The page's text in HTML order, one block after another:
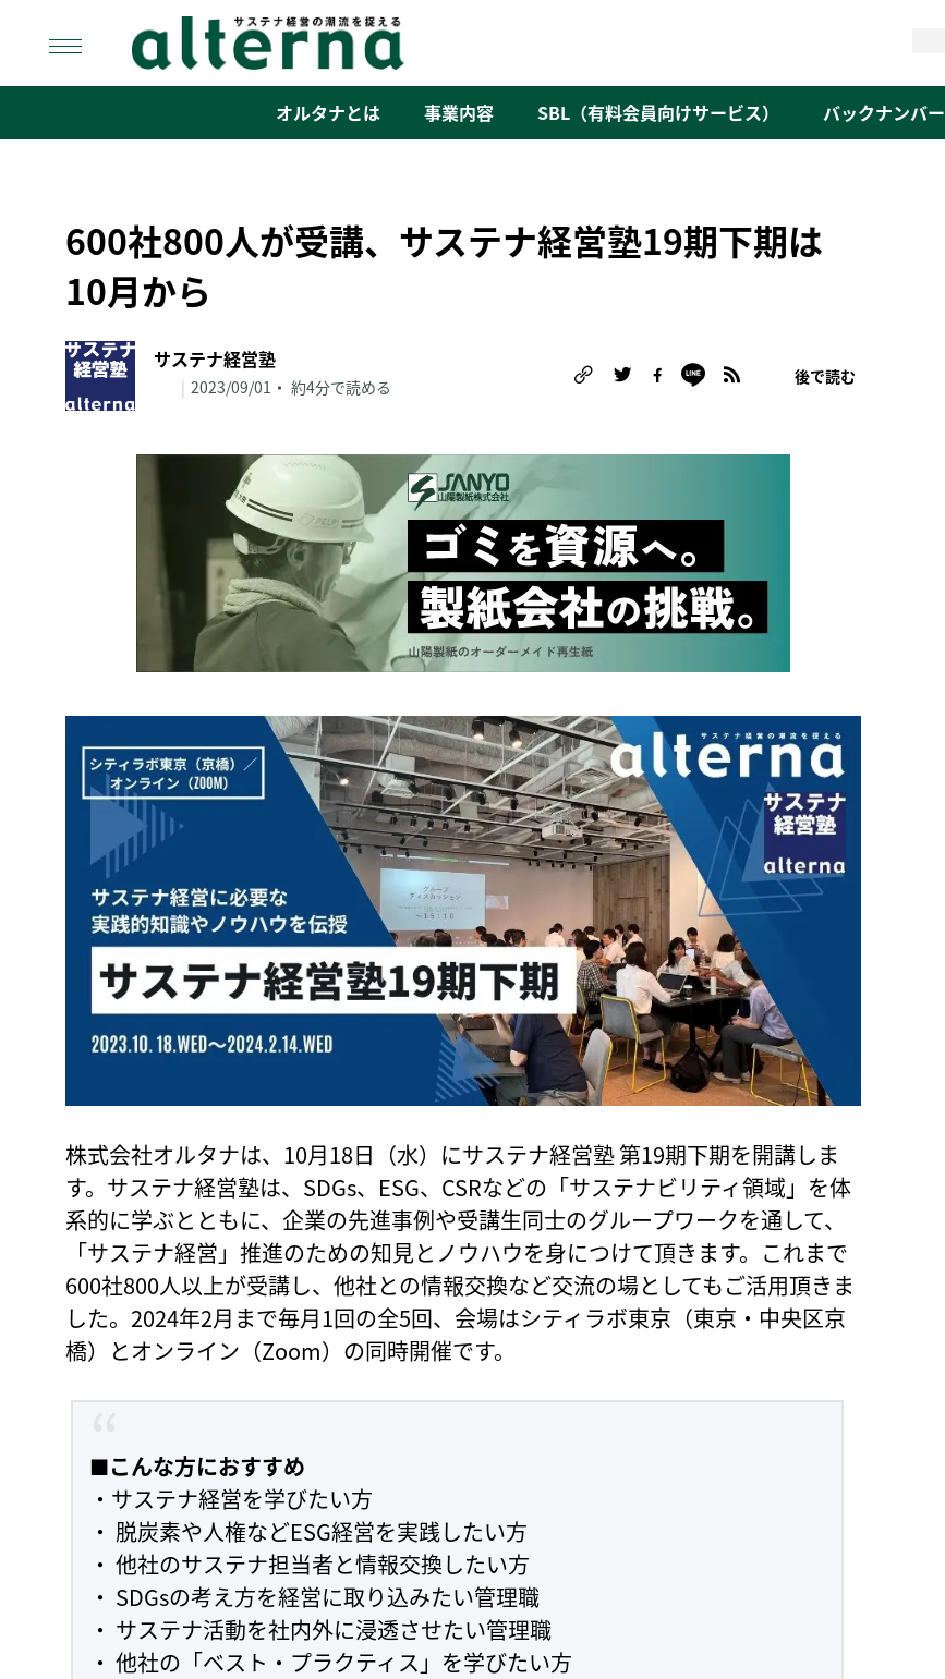
content
オルタナとは 事業内容 SBL（有料会員向けサービス） バックナンバー
600社800人が受講、サステナ経営塾19期下期は
10月から
サステナ経営塾
| 2023/09/01 約4分で読める
後で読む
株式会社オルタナは、10月18日（水）にサステナ経営塾 第19期下期を開講しま
す。サステナ経営塾は、SDGs、ESG、CSRなどの「サステナビリティ領域」を体
系的に学ぶとともに、企業の先進事例や受講生同士のグループワークを通して、
「サステナ経営」推進のための知見とノウハウを身につけて頂きます。これまで
600社800人以上が受講し、他社との情報交換など交流の場としてもご活用頂きま
した。2024年2月まで毎月1回の全5回、会場はシティラボ東京（東京・中央区京
橋）とオンライン（Zoom）の同時開催です。
■こんな方におすすめ
・サステナ経営を学びたい方
・ 脱炭素や人権などESG経営を実践したい方
・ 他社のサステナ担当者と情報交換したい方
・ SDGsの考え方を経営に取り込みたい管理職
・ サステナ活動を社内外に浸透させたい管理職
・ 他社の「ベスト・プラクティス」を学びたい方